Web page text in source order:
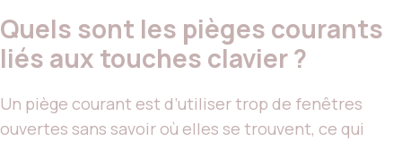
Quels sont les pièges courants
liés aux touches clavier ?
Un piège courant est d’utiliser trop de fenêtres
ouvertes sans savoir où elles se trouvent, ce qui